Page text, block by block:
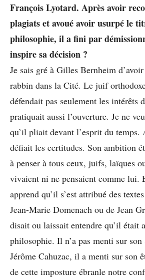
François Lyotard. Après avoir
plagiats et avoué avoir usurpé le
philosophie, il a fini par
inspire sa décision ?
Je sais gré à Gilles Bernheim
rabbin dans la Cité. Le juif
défendait pas seulement les intérêts
pratiquait aussi l’ouverture. Je ne
qu’il pliait devant l’esprit du
défiait les certitudes. Son ambition
à penser à tous ceux, juifs, laïques
vivaient ni ne pensaient comme lui.
apprend qu’il s’est attribué des
Jean-Marie Domenach ou de Jean
disait ou laissait entendre qu’il était
philosophie. Il n’a pas menti sur
Jérôme Cahuzac, il a menti sur son
de cette imposture ébranle notre